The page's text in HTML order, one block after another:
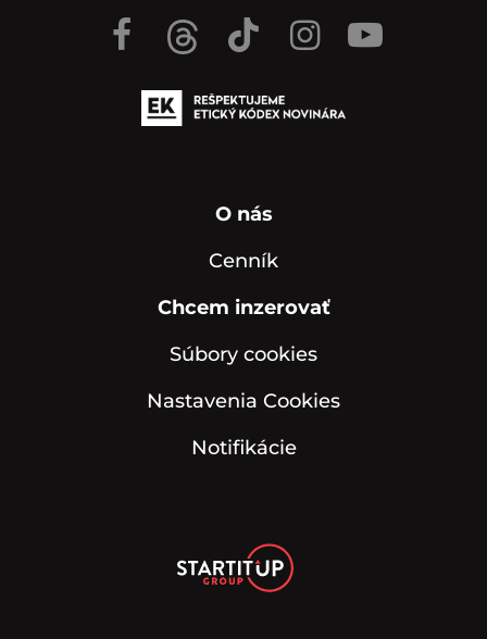
O nás
Cenník
Chcem inzerovať
Súbory cookies
Nastavenia Cookies
Notifikácie